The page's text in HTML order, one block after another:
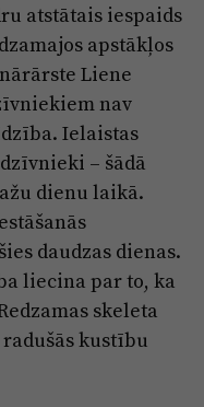
atstātais iespaids
apstākļos
Liene
nav
Ielaistas
– šādā
dienu laikā.
daudzas dienas.
liecina par to, ka
skeleta
kustību